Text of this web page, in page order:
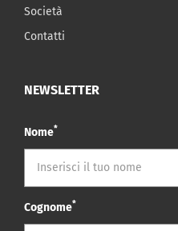
Società
Contatti
NEWSLETTER
Nome*
Cognome*